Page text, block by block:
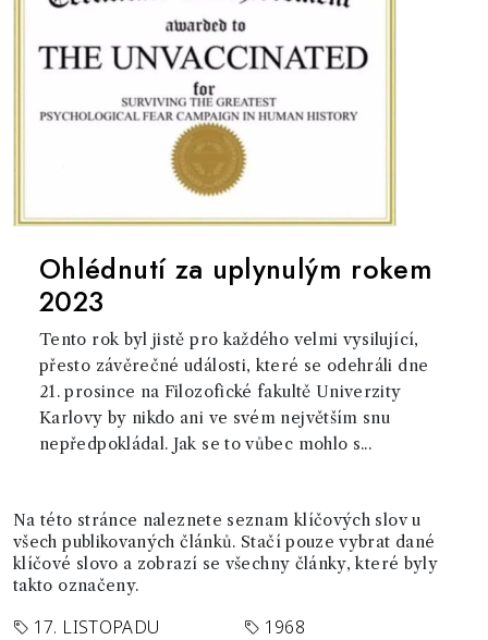
Ohlédnutí za uplynulým rokem
2023
Tento rok byl jistě pro každého velmi vysilující,
přesto závěrečné události, které se odehráli dne
21. prosince na Filozofické fakultě Univerzity
Karlovy by nikdo ani ve svém největším snu
nepředpokládal. Jak se to vůbec mohlo s...
Na této stránce naleznete seznam klíčových slov u
všech publikovaných článků. Stačí pouze vybrat dané
klíčové slovo a zobrazí se všechny články, které byly
takto označeny.
17. LISTOPADU
1968